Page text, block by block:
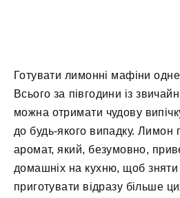
Готувати лимонні мафіни
Всього за півгодини із
можна отримати чудову
до будь-якого випадку. Лимон
аромат, який, безумовно,
домашніх на кухню, щоб зняти
приготувати відразу більше